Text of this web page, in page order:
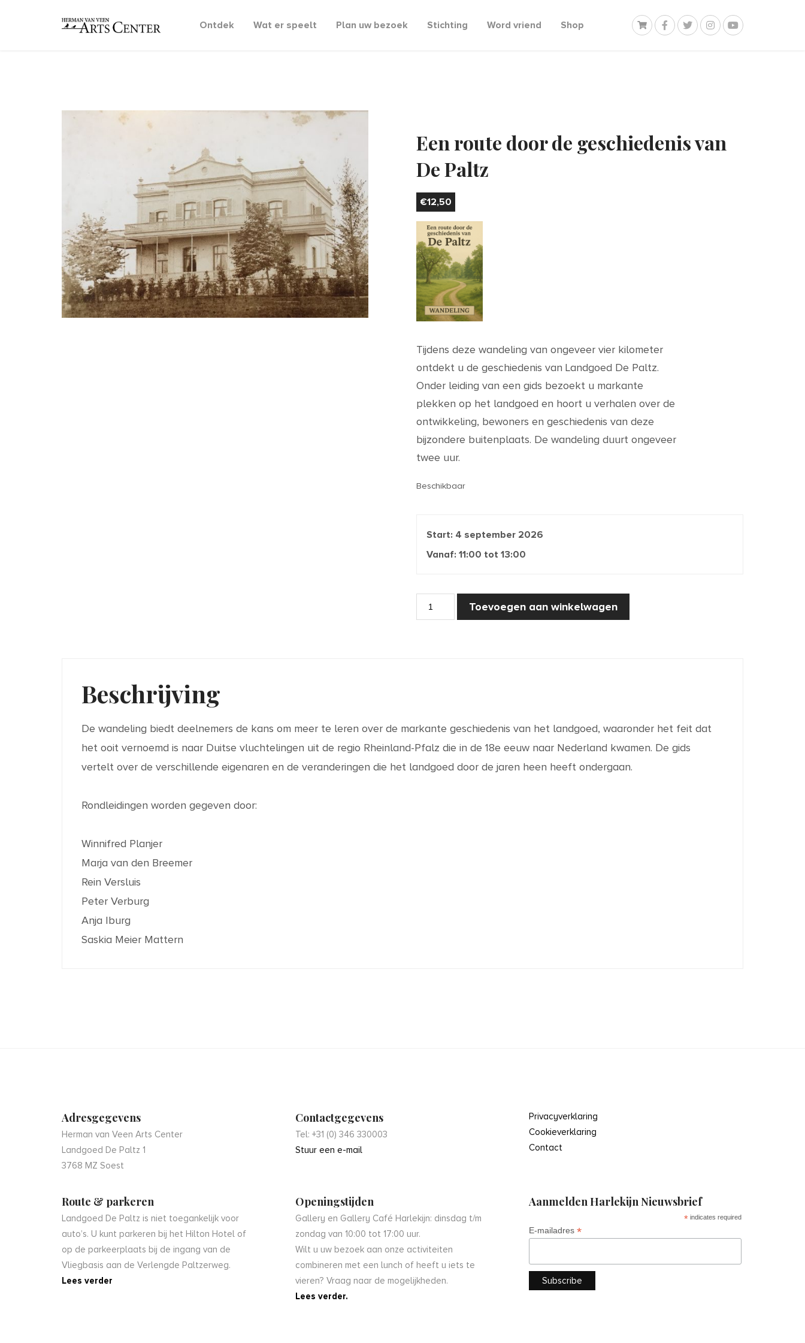
Ontdek Wat er speelt Plan uw bezoek Stichting Word vriend Shop
Een route door de geschiedenis van
De Paltz
€12,50
Tijdens deze wandeling van ongeveer vier kilometer
ontdekt u de geschiedenis van Landgoed De Paltz.
Onder leiding van een gids bezoekt u markante
plekken op het landgoed en hoort u verhalen over de
ontwikkeling, bewoners en geschiedenis van deze
bijzondere buitenplaats. De wandeling duurt ongeveer
twee uur.
Beschikbaar
Start: 4 september 2026
Vanaf: 11:00 tot 13:00
Een
route
door
Toevoegen aan winkelwagen
Beschrijving
De wandeling biedt deelnemers de kans om meer te leren over de markante geschiedenis van het landgoed, waaronder het feit dat
het ooit vernoemd is naar Duitse vluchtelingen uit de regio Rheinland-Pfalz die in de 18e eeuw naar Nederland kwamen. De gids
vertelt over de verschillende eigenaren en de veranderingen die het landgoed door de jaren heen heeft ondergaan.
Rondleidingen worden gegeven door:
Winnifred Planjer
Marja van den Breemer
Rein Versluis
Peter Verburg
Anja Iburg
Saskia Meier Mattern
Adresgegevens
Herman van Veen Arts Center
Landgoed De Paltz 1
3768 MZ Soest
Route & parkeren
Landgoed De Paltz is niet toegankelijk voor
auto’s. U kunt parkeren bij het Hilton Hotel of
op de parkeerplaats bij de ingang van de
Vliegbasis aan de Verlengde Paltzerweg.
Lees verder
Contactgegevens
Tel: +31 (0) 346 330003
Stuur een e-mail
Openingstijden
Gallery en Gallery Café Harlekijn: dinsdag t/m
zondag van 10:00 tot 17:00 uur.
Wilt u uw bezoek aan onze activiteiten
combineren met een lunch of heeft u iets te
vieren? Vraag naar de mogelijkheden.
Lees verder.
Privacyverklaring
Cookieverklaring
Contact
Aanmelden Harlekijn Nieuwsbrief
* indicates required
E-mailadres *